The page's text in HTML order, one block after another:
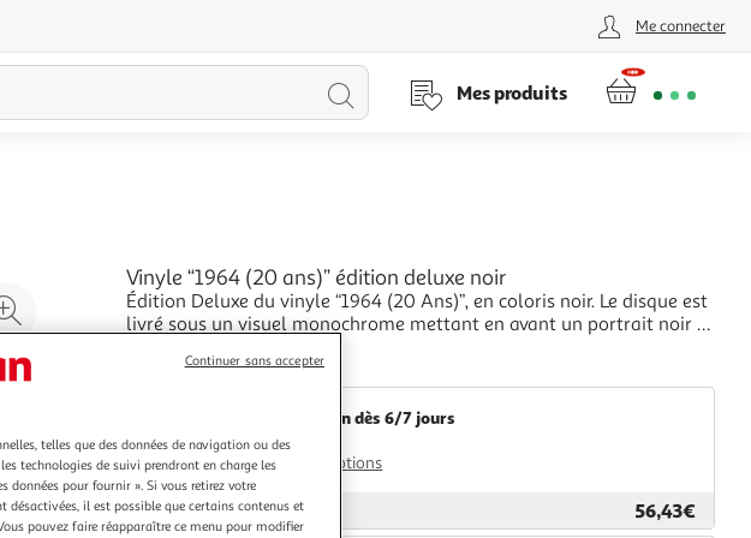
Me connecter
Lancer
Mes produits
Agrandir
l'illustration
à
Réduire
à
100
%
Partager
le
produit
Vinyle “1964 (20 ans)” édition deluxe noir
Édition Deluxe du vinyle “1964 (20 Ans)”, en coloris noir. Le disque est
livré sous un visuel monochrome mettant en avant un portrait noir et
texte de marque positionné sur le côté droit. Le visuel fourni ne
permet pas de lire avec certi
Vendu parMultishop
Livraison dès 6/7 jours
4,99€
Plus d'options
Vendu parMultishop 56,43€
telles que des données de navigation ou des
technologies de suivi prendront en charge les
pour fournir ». Si vous retirez votre
désactivées, il est possible que certains contenus et
pouvez faire réapparaître ce menu pour modifier
Continuer sans accepter